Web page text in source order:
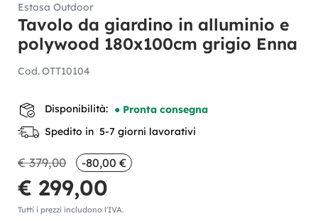
Estosa Outdoor
Tavolo da giardino in alluminio e
polywood 180x100cm grigio Enna
Cod.OTT10104
Disponibilità: ● Pronta consegna
Spedito in 5-7 giorni lavorativi
€ 379,00 -80,00 €
€ 299,00
Tutti i prezzi includono l'IVA.